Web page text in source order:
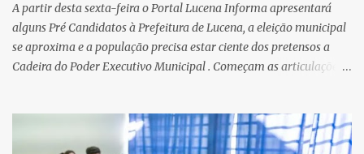
A partir desta sexta-feira o Portal Lucena Informa apresentará
alguns Pré Candidatos à Prefeitura de Lucena, a eleição municipal
se aproxima e a população precisa estar ciente dos pretensos a
Cadeira do Poder Executivo Municipal . Começam as articulações e
Bandeira Valcinete Araújo e Professor Gerson Andrade há
possibilidade de mais nomes aparecer , ficaremos no aguardo para